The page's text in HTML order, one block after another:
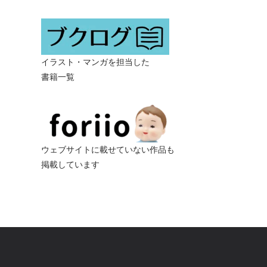
イラスト・マンガを担当した
書籍一覧
ウェブサイトに載せていない作品も
掲載しています